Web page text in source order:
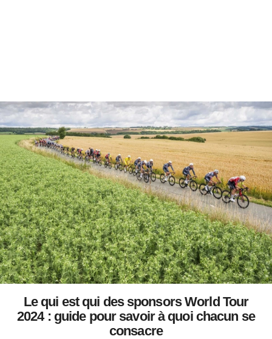
Le qui est qui des sponsors World Tour
2024 : guide pour savoir à quoi chacun se
consacre